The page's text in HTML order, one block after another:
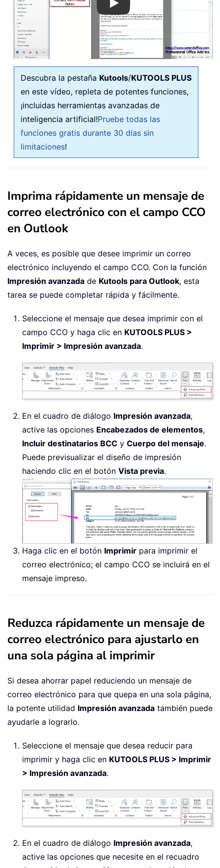
Play
Descubra la pestaña Kutools/KUTOOLS PLUS
en este vídeo, repleta de potentes funciones,
¡incluidas herramientas avanzadas de
inteligencia artificial!Pruebe todas las
funciones gratis durante 30 días sin
limitaciones!
Imprima rápidamente un mensaje de
correo electrónico con el campo CCO
en Outlook
A veces, es posible que desee imprimir un correo
electrónico incluyendo el campo CCO. Con la función
Impresión avanzada de Kutools para Outlook, esta
tarea se puede completar rápida y fácilmente.
Seleccione el mensaje que desea imprimir con el
campo CCO y haga clic en KUTOOLS PLUS >
Imprimir > Impresión avanzada.
En el cuadro de diálogo Impresión avanzada,
active las opciones Encabezados de elementos,
Incluir destinatarios BCC y Cuerpo del mensaje.
Puede previsualizar el diseño de impresión
haciendo clic en el botón Vista previa.
Haga clic en el botón Imprimir para imprimir el
correo electrónico; el campo CCO se incluirá en el
mensaje impreso.
Reduzca rápidamente un mensaje de
correo electrónico para ajustarlo en
una sola página al imprimir
Si desea ahorrar papel reduciendo un mensaje de
correo electrónico para que quepa en una sola página,
la potente utilidad Impresión avanzada también puede
ayudarle a lograrlo.
Seleccione el mensaje que desea reducir para
imprimir y haga clic en KUTOOLS PLUS > Imprimir
> Impresión avanzada.
En el cuadro de diálogo Impresión avanzada,
active las opciones que necesite en el recuadro